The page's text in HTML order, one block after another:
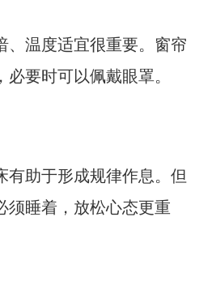
、温度适宜很重要。窗帘
要时可以佩戴眼罩。
有助于形成规律作息。但
须睡着，放松心态更重